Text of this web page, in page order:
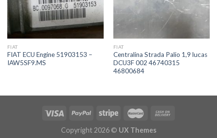
FIAT
FIAT ECU Engine 51903153 –
IAW5SF9.MS
FIAT
Centralina Strada Palio 1,9 lucas
DCU3F 002 46740315
46800684
Copyright 2026 © UX Themes